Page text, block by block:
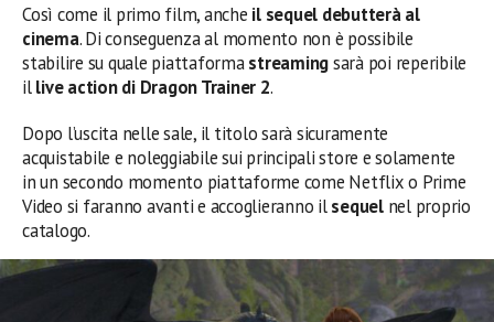
Così come il primo film, anche il sequel debutterà al
cinema. Di conseguenza al momento non è possibile
stabilire su quale piattaformastreamingsarà poi reperibile
illive action di Dragon Trainer 2.
Dopo l’uscita nelle sale, il titolo sarà sicuramente
acquistabile e noleggiabile sui principali store e solamente
in un secondo momento piattaforme come Netflix o Prime
Video si faranno avanti e accoglieranno ilsequelnel proprio
catalogo.